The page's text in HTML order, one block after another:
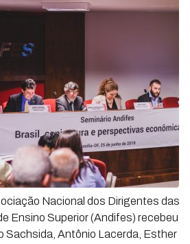
Nacional dos Dirigentes das
Ensino Superior (Andifes) recebeu
Sachsida, Antônio Lacerda, Esther